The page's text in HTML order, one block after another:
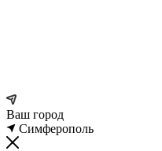
Ваш город
Симферополь